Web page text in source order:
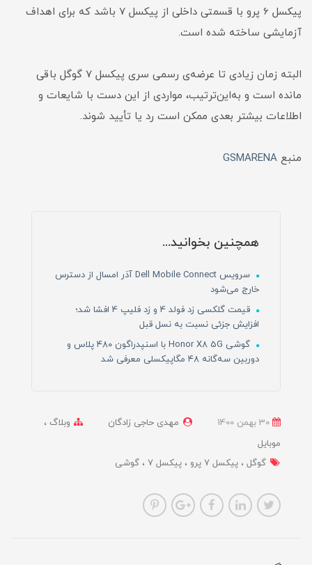
پیکسل 6 پرو با قسمتی داخلی از پیکسل 7 باشد که برای اهداف
آزمایشی ساخته شده است.
البته زمان زیادی تا عرضه‌ی رسمی سری پیکسل 7 گوگل باقی
مانده است و به‌این‌ترتیب، مواردی از این دست با شایعات و
اطلاعات بیشتر بعدی ممکن است رد یا تأیید شوند.
منبع GSMARENA
همچنین بخوانید...
سرویس Dell Mobile Connect آذر امسال از دسترس
خارج می‌شود
قیمت گلکسی زد فولد 4 و زد فلیپ 4 افشا شد؛
افزایش جزئی نسبت به نسل قبل
گوشی Honor X8 5G با اسنپدراگون ۴۸۰ پلاس و
دوربین سه‌گانه ۴۸ مگاپیکسلی معرفی شد
مهدی حاجی زادگان
وبلاگ
موبایل
گوگل
پیکسل 7 پرو پیکسل 7 گوشی